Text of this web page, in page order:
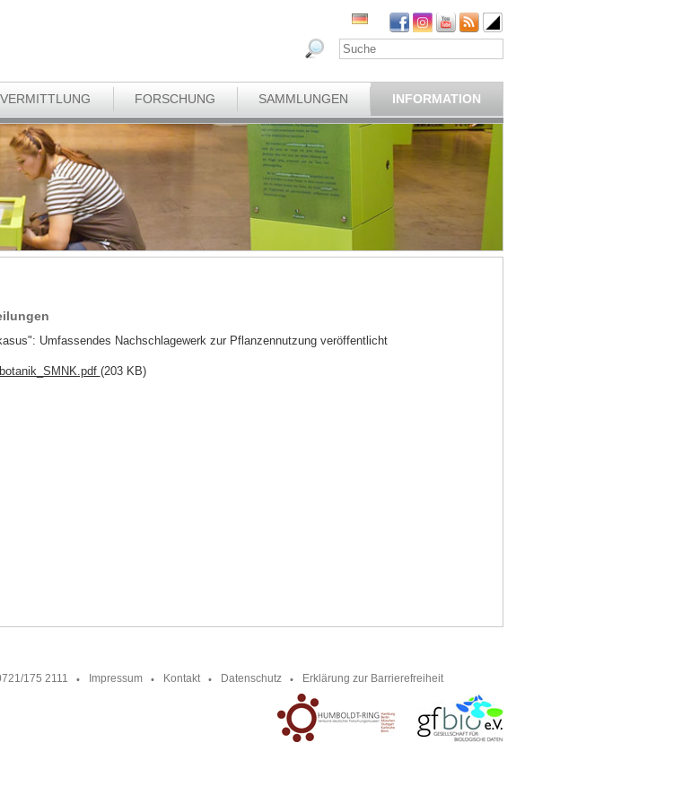
FORSCHUNG SAMMLUNGEN INFORMATION
Umfassendes Nachschlagewerk zur Pflanzennutzung veröffentlicht
(203 KB)
175 2111 Impressum Kontakt Datenschutz Erklärung zur Barrierefreiheit